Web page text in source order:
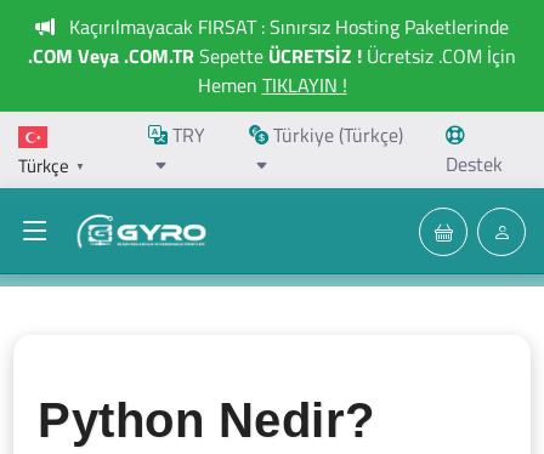
Kaçırılmayacak FIRSAT : Sınırsız Hosting Paketlerinde
.COM Veya .COM.TRSepette ÜCRETSİZ ! Ücretsiz .COM İçin
Hemen TIKLAYIN !
Türkçe ▼
TRY
Türkiye (Türkçe)
Destek
Python Nedir?